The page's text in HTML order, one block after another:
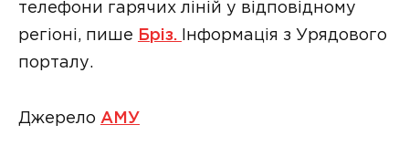
телефони гарячих ліній у відповідному
регіоні, пише
Бріз.
Інформація з Урядового
порталу.
Джерело АМУ